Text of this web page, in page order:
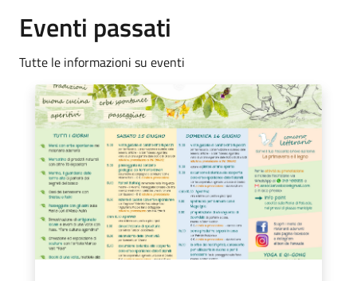
Eventi passati
Tutte le informazioni su eventi